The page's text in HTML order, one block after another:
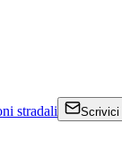
stradali Scrivici